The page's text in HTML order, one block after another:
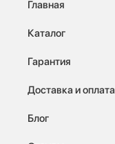
Главная
Каталог
Гарантия
Доставка и оплата
Блог